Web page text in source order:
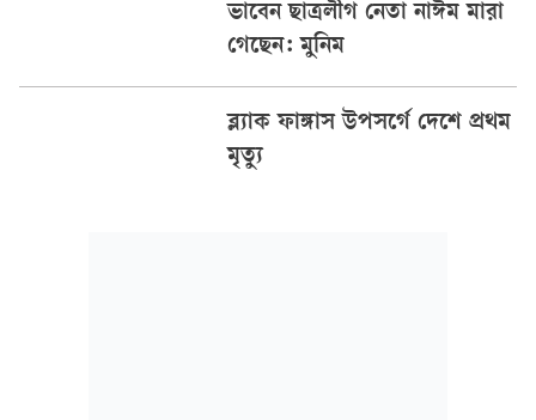
ভাবেন ছাত্রলীগ নেতা নাঈম মারা
গেছেন: মুনিম
ব্ল্যাক ফাঙ্গাস উপসর্গে দেশে প্রথম
মৃত্যু